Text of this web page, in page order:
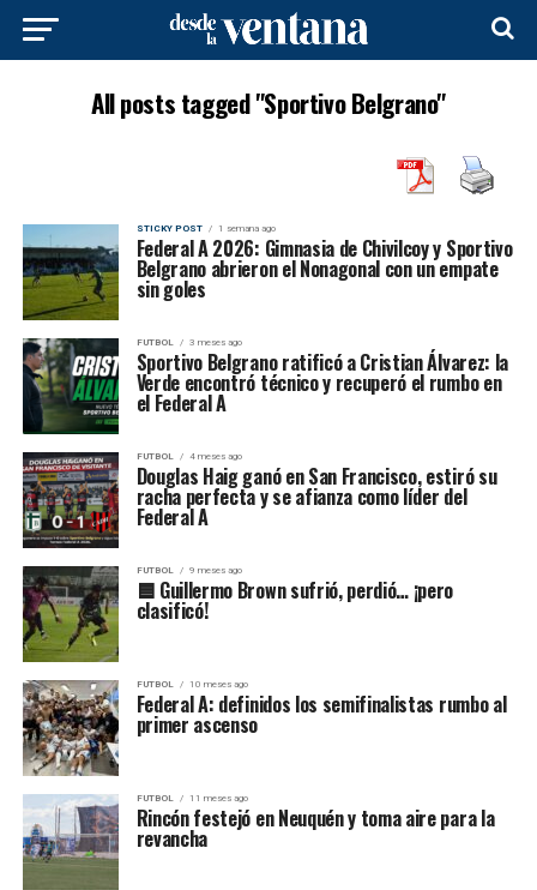
All posts tagged "Sportivo Belgrano"
STICKY POST 1 semana ago
Federal A 2026: Gimnasia de Chivilcoy y Sportivo
Belgrano abrieron el Nonagonal con un empate
sin goles
FUTBOL 3 meses ago
Sportivo Belgrano ratificó a Cristian Álvarez: la
Verde encontró técnico y recuperó el rumbo en
el Federal A
FUTBOL 4 meses ago
Douglas Haig ganó en San Francisco, estiró su
racha perfecta y se afianza como líder del
Federal A
FUTBOL 9 meses ago
🟦 Guillermo Brown sufrió, perdió… ¡pero
clasificó!
FUTBOL 10 meses ago
Federal A: definidos los semifinalistas rumbo al
primer ascenso
FUTBOL 11 meses ago
Rincón festejó en Neuquén y toma aire para la
revancha